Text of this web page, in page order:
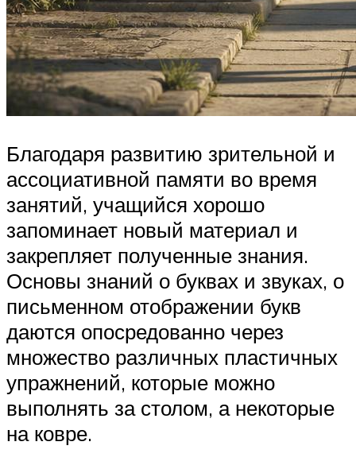
Благодаря развитию зрительной и
ассоциативной памяти во время
занятий, учащийся хорошо
запоминает новый материал и
закрепляет полученные знания.
Основы знаний о буквах и звуках, о
письменном отображении букв
даются опосредованно через
множество различных пластичных
упражнений, которые можно
выполнять за столом, а некоторые
на ковре.